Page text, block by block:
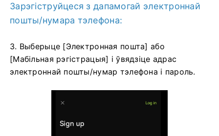
Зарэгіструйцеся з дапамогай электроннай
пошты/нумара тэлефона:
3. Выберыце [Электронная пошта] або
[Мабільная рэгістрацыя] і ўвядзіце адрас
электроннай пошты/нумар тэлефона і пароль.